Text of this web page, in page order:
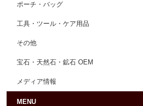
ポーチ・バッグ
工具・ツール・ケア用品
その他
宝石・天然石・鉱石 OEM
メディア情報
MENU